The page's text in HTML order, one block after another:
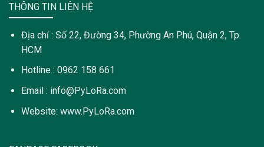
THÔNG TIN LIÊN HỆ
Địa chỉ : Số 22, Đường 34, Phường An Phú, Quận 2, Tp.
HCM
Hotline : 0962 158 661
Email : info@PyLoRa.com
Website: www.PyLoRa.com